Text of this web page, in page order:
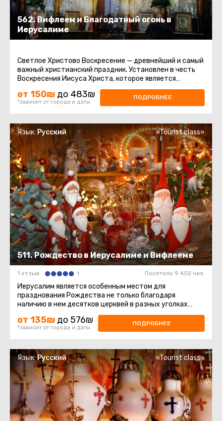
562. Вифлеем и Благодатный огонь в
Иерусалиме
Светлое Христово Воскресение — древнейший и самый
важный христианский праздник. Установлен в честь
Воскресения Иисуса Христа, которое является
центром всей библейской ...
от 150₪ до 483₪
*зависит от города и даты
ПОДРОБНЕЕ
511. Рождество в Иерусалиме и Вифлееме
Язык: Русский «Tourist class»
1 отзыв 1 Посетило 9 402 чел.
Иерусалим является особенным местом для
празднования Рождества не только благодаря
наличию в нем десятков церквей в разных уголках
Старого города и окрестностях ...
от 135₪ до 576₪
*зависит от города и даты
ПОДРОБНЕЕ
Язык:Русский «Tourist class»